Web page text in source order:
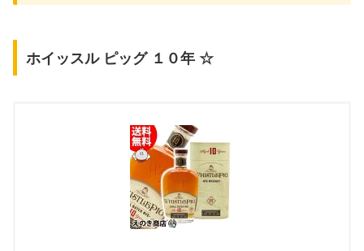
ホイッスル ピッグ １０年 ☆